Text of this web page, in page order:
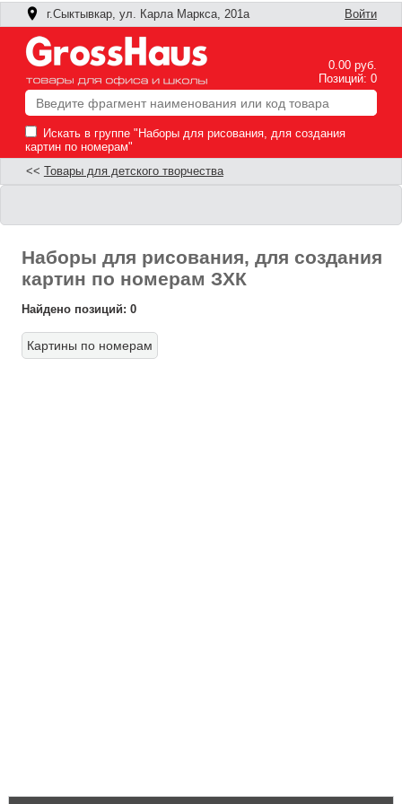
г.Сыктывкар, ул. Карла Маркса, 201а Войти
0.00 руб.
Позиций: 0
Искать в группе "Наборы для рисования, для создания
картин по номерам"
<< Товары для детского творчества
Наборы для рисования, для создания
картин по номерам ЗХК
Найдено позиций: 0
Картины по номерам